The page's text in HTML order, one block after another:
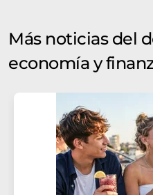
Más noticias del
economía y